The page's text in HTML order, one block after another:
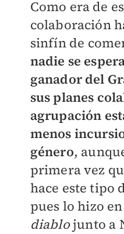
Como era de
colaboración
sinfín de
nadie se
ganador del
sus planes
agrupación
menos
género,
primera vez
hace este tipo
pues lo hizo
diablojunto a